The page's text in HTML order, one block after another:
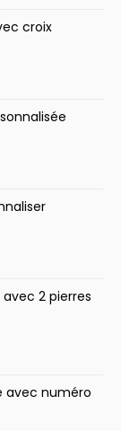
croix
2 pierres
avec numéro